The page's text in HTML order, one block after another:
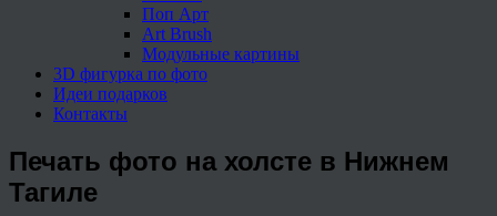
Поп Арт
Art Brush
Модульные картины
3D фигурка по фото
Идеи подарков
Контакты
Печать фото на холсте в Нижнем
Тагиле